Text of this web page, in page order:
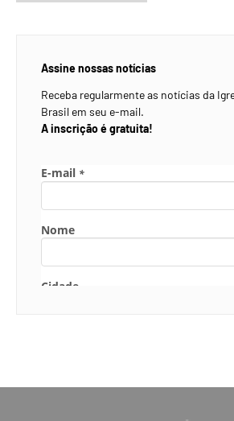
Assine nossas notícias
Receba regularmente as notícias da
Brasil em seu e-mail.
A inscrição é gratuita!